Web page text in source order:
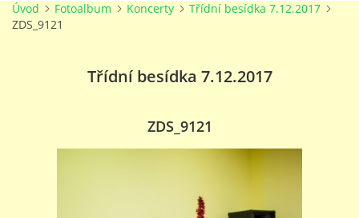
ÚVOD
Úvod Fotoalbum Koncerty
Třídní besídka 7.12.2017
ZDS_9121
Třídní besídka 7.12.2017
ZDS_9121